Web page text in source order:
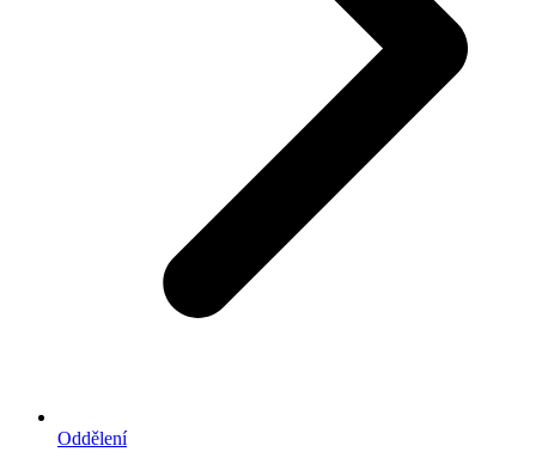
Oddělení